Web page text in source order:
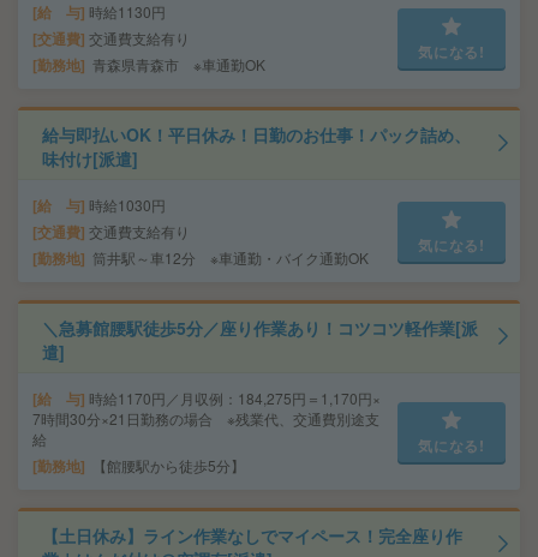
給 与 時給1130円
交通費 交通費支給有り
勤務地 青森県青森市 ※車通勤OK
気になる!
給与即払いOK！平日休み！日勤のお仕事！パック詰め、
味付け[派遣]
給 与 時給1030円
交通費 交通費支給有り
勤務地 筒井駅～車12分 ※車通勤・バイク通勤OK
気になる!
＼急募館腰駅徒歩5分／座り作業あり！コツコツ軽作業[派
遣]
給 与 時給1170円／月収例：184,275円＝1,170円×
7時間30分×21日勤務の場合 ※残業代、交通費別途支
給
勤務地 【館腰駅から徒歩5分】
気になる!
【土日休み】ライン作業なしでマイペース！完全座り作